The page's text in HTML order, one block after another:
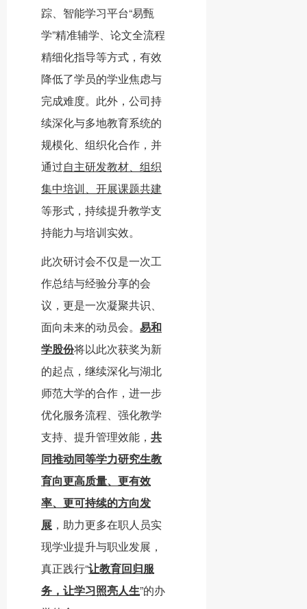
踪、智能学习平台“易甄
学”精准辅学、论文全流程
精细化指导等方式，有效
降低了学员的学业焦虑与
完成难度。此外，公司持
续深化与多地教育系统的
规模化、组织化合作，并
通过自主研发教材、组织
集中培训、开展课题共建
等形式，持续提升教学支
持能力与培训实效。
此次研讨会不仅是一次工
作总结与经验分享的会
议，更是一次凝聚共识、
面向未来的动员会。 易和
学股份将以此次获奖为新
的起点，继续深化与湖北
师范大学的合作，进一步
优化服务流程、强化教学
支持、提升管理效能， 共
同推动同等学力研究生教
育向更高质量、更有效
率、更可持续的方向发
展 ，助力更多在职人员实
现学业提升与职业发展，
真正践行“让教育回归服
务，让学习照亮人生”的办